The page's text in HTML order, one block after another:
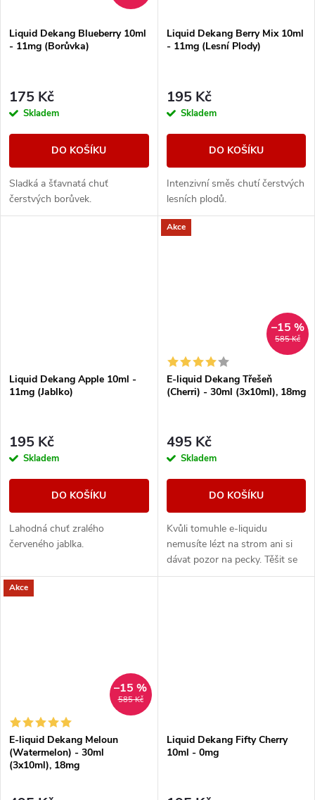
Liquid Dekang Blueberry 10ml
- 11mg (Borůvka)
175 Kč
Skladem
DO KOŠÍKU
Sladká a šťavnatá chuť
čerstvých borůvek.
Liquid Dekang Berry Mix 10ml
- 11mg (Lesní Plody)
195 Kč
Skladem
DO KOŠÍKU
Intenzivní směs chutí čerstvých
lesních plodů.
Liquid Dekang Apple 10ml -
11mg (Jablko)
195 Kč
Skladem
DO KOŠÍKU
Lahodná chuť zralého
červeného jablka.
Akce
585 Kč
–15 %
E-liquid Dekang Třešeň
(Cherri) - 30ml (3x10ml), 18mg
495 Kč
Skladem
DO KOŠÍKU
Kvůli tomuhle e-liquidu
nemusíte lézt na strom ani si
dávat pozor na pecky. Těšit se
však můžete na vynikající
Akce
585 Kč
–15 %
E-liquid Dekang Meloun
(Watermelon) - 30ml
(3x10ml), 18mg
Liquid Dekang Fifty Cherry
10ml - 0mg